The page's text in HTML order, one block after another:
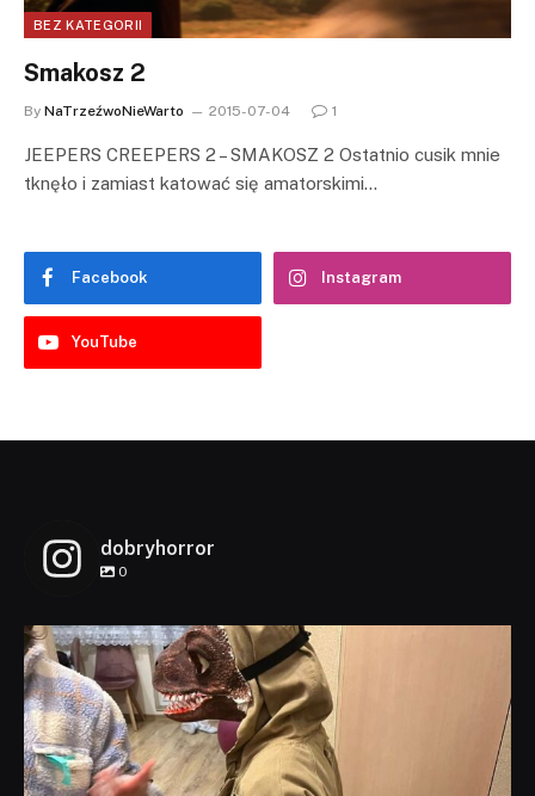
BEZ KATEGORII
Smakosz 2
By NaTrzeźwoNieWarto 2015-07-04 1
JEEPERS CREEPERS 2 – SMAKOSZ 2 Ostatnio cusik mnie
tknęło i zamiast katować się amatorskimi…
Facebook Instagram
YouTube
dobryhorror
0
dobryhorror
Lis 1